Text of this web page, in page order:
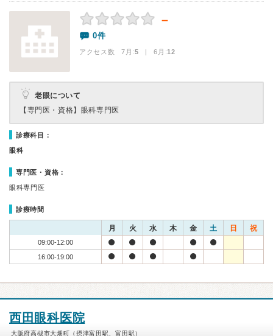
－
0件
アクセス数 7月:5 | 6月:12
老眼について
【専門医・資格】 眼科専門医
診療科目：
眼科
専門医・資格：
眼科専門医
診療時間
月 火 水 木 金 土 日 祝
09:00-12:00
16:00-19:00
西田眼科医院
大阪府高槻市大畑町（摂津富田駅、富田駅）